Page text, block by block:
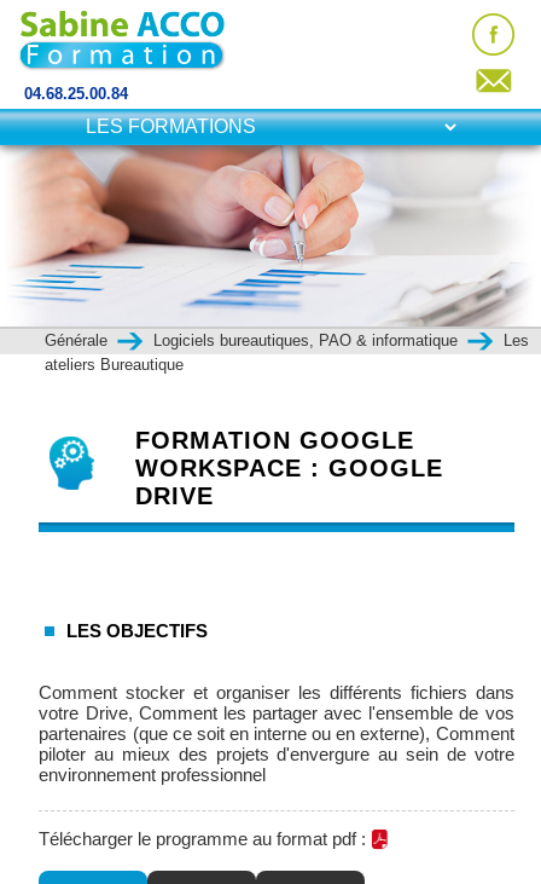
04.68.25.00.84
Générale Logiciels bureautiques, PAO & informatique
Les
ateliers Bureautique
FORMATION GOOGLE
WORKSPACE : GOOGLE
DRIVE
LES OBJECTIFS
Comment stocker et organiser les différents fichiers dans
votre Drive, Comment les partager avec l'ensemble de vos
partenaires (que ce soit en interne ou en externe), Comment
piloter au mieux des projets d'envergure au sein de votre
environnement professionnel
Télécharger le programme au format pdf :